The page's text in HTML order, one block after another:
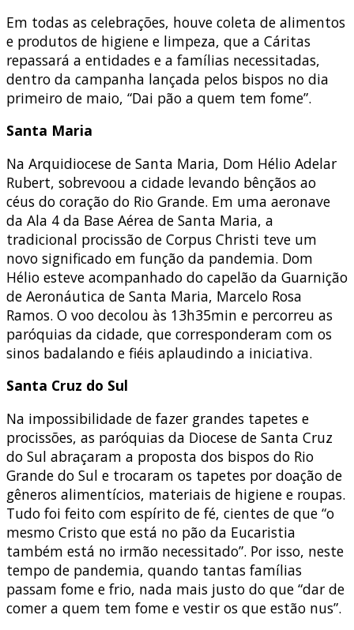
Em todas as celebrações, houve coleta de alimentos
e produtos de higiene e limpeza, que a Cáritas
repassará a entidades e a famílias necessitadas,
dentro da campanha lançada pelos bispos no dia
primeiro de maio, “Dai pão a quem tem fome”.
Santa Maria
Na Arquidiocese de Santa Maria, Dom Hélio Adelar
Rubert, sobrevoou a cidade levando bênçãos ao
céus do coração do Rio Grande. Em uma aeronave
da Ala 4 da Base Aérea de Santa Maria, a
tradicional procissão de Corpus Christi teve um
novo significado em função da pandemia. Dom
Hélio esteve acompanhado do capelão da Guarnição
de Aeronáutica de Santa Maria, Marcelo Rosa
Ramos. O voo decolou às 13h35min e percorreu as
paróquias da cidade, que corresponderam com os
sinos badalando e fiéis aplaudindo a iniciativa.
Santa Cruz do Sul
Na impossibilidade de fazer grandes tapetes e
procissões, as paróquias da Diocese de Santa Cruz
do Sul abraçaram a proposta dos bispos do Rio
Grande do Sul e trocaram os tapetes por doação de
gêneros alimentícios, materiais de higiene e roupas.
Tudo foi feito com espírito de fé, cientes de que “o
mesmo Cristo que está no pão da Eucaristia
também está no irmão necessitado”. Por isso, neste
tempo de pandemia, quando tantas famílias
passam fome e frio, nada mais justo do que “dar de
comer a quem tem fome e vestir os que estão nus”.